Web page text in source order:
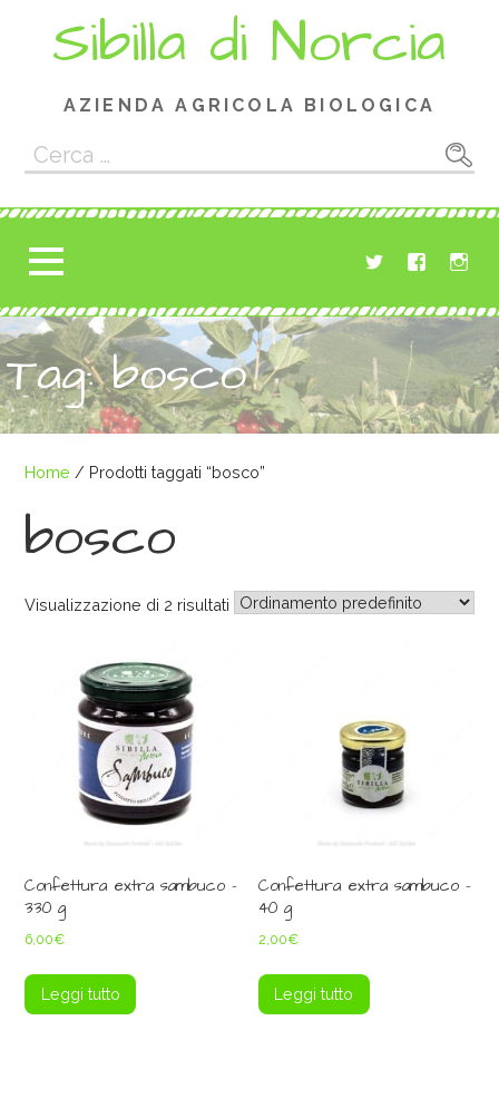
Sibilla di Norcia
AZIENDA AGRICOLA BIOLOGICA
Ricerca
per:
Tag: bosco
Home / Prodotti taggati “bosco”
bosco
Visualizzazione di 2 risultati
Confettura extra sambuco –
330 g
6,00€
Leggi tutto
Confettura extra sambuco –
40 g
2,00€
Leggi tutto